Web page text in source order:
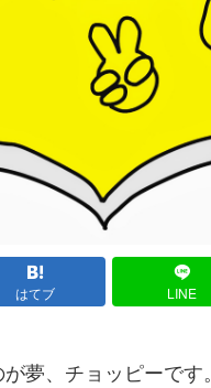
はてブ LINE
夢、チョッピーです。